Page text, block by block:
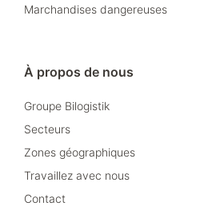
Marchandises dangereuses
À propos de nous
Groupe Bilogistik
Secteurs
Zones géographiques
Travaillez avec nous
Contact